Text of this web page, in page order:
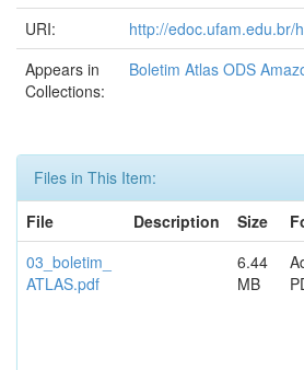
URI:
http://edoc.ufam.edu.br/
Appears in
Collections:
Boletim Atlas ODS
Files in This Item:
File
Description Size
03_boletim_
ATLAS.pdf
6.44
MB